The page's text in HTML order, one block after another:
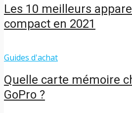
Les 10 meilleurs
compact en 2021
Guides d'achat
Quelle carte mémoire
GoPro ?